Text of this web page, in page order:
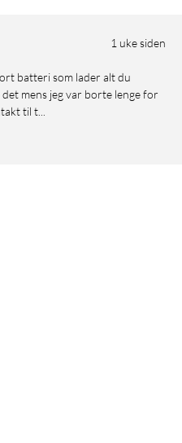
1 uke siden
mens jeg var borte lenge for
til t...